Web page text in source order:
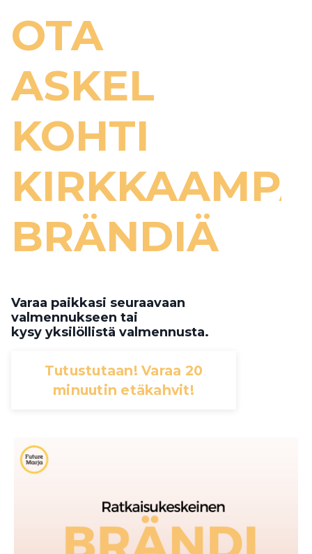
OTA
ASKEL
KOHTI
BRÄNDIÄ
Varaa paikkasi seuraavaan
valmennukseen tai
kysy yksilöllistä valmennusta.
Tutustutaan! Varaa 20
minuutin etäkahvit!